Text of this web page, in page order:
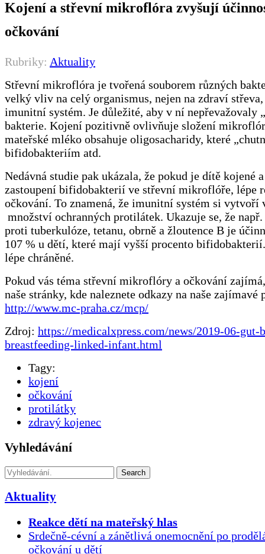
Kojení a střevní mikroflóra zvyšují
očkování
Rubriky: Aktuality
Střevní mikroflóra je tvořená souborem různých
velký vliv na celý organismus, nejen na zdraví střeva,
imunitní systém. Je důležité, aby v ní nepřevažovaly
bakterie. Kojení pozitivně ovlivňuje složení
mateřské mléko obsahuje oligosacharidy, které
bifidobakteriím atd.
Nedávná studie pak ukázala, že pokud je dítě kojené
zastoupení bifidobakterií ve střevní mikroflóře, lépe
očkování. To znamená, že imunitní systém si vytvoří
množství ochranných protilátek. Ukazuje se, že
proti tuberkulóze, tetanu, obrně a žloutence B je
107 % u dětí, které mají vyšší procento
lépe chráněné.
Pokud vás téma střevní mikroflóry a očkování
naše stránky, kde naleznete odkazy na naše zajímavé
http://www.mc-praha.cz/mcp/
Zdroj: https://medicalxpress.com/news/2019-06-gut-
breastfeeding-linked-infant.html
Tagy:
kojení
očkování
protilátky
zdravý kojenec
Vyhledávání
Search
Aktuality
Reakce dětí na mateřský hlas
Srdečně-cévní a zánětlivá onemocnění po
očkování u dětí